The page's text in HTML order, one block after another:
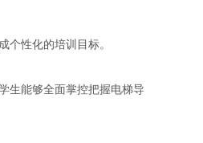
性化的培训目标。
生能够全面掌控把握电梯导